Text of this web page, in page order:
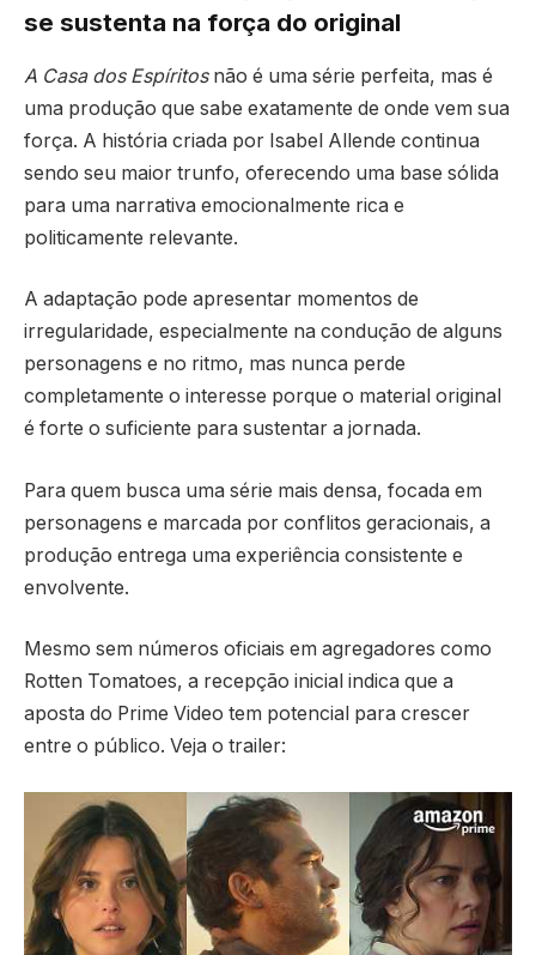
se sustenta na força do original
A Casa dos Espíritosnão é uma série perfeita, mas é
uma produção que sabe exatamente de onde vem sua
força. A história criada por Isabel Allende continua
sendo seu maior trunfo, oferecendo uma base sólida
para uma narrativa emocionalmente rica e
politicamente relevante.
A adaptação pode apresentar momentos de
irregularidade, especialmente na condução de alguns
personagens e no ritmo, mas nunca perde
completamente o interesse porque o material original
é forte o suficiente para sustentar a jornada.
Para quem busca uma série mais densa, focada em
personagens e marcada por conflitos geracionais, a
produção entrega uma experiência consistente e
envolvente.
Mesmo sem números oficiais em agregadores como
Rotten Tomatoes, a recepção inicial indica que a
aposta do Prime Video tem potencial para crescer
entre o público. Veja o trailer: